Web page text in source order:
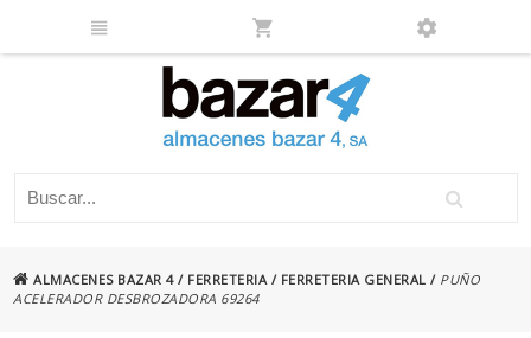
ALMACENES BAZAR 4/ FERRETERIA / FERRETERIA GENERAL / PUÑO
ACELERADOR DESBROZADORA 69264